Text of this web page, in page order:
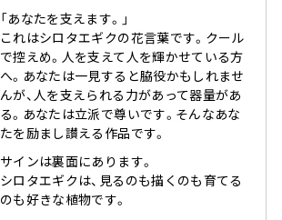
「あなたを支えます。」
これはシロタエギクの花言葉です。クール
で控えめ。人を支えて人を輝かせている方
へ。あなたは一見すると脇役かもしれませ
んが、人を支えられる力があって器量があ
る。あなたは立派で尊いです。そんなあな
たを励まし讃える作品です。
サインは裏面にあります。
シロタエギクは、見るのも描くのも育てる
のも好きな植物です。